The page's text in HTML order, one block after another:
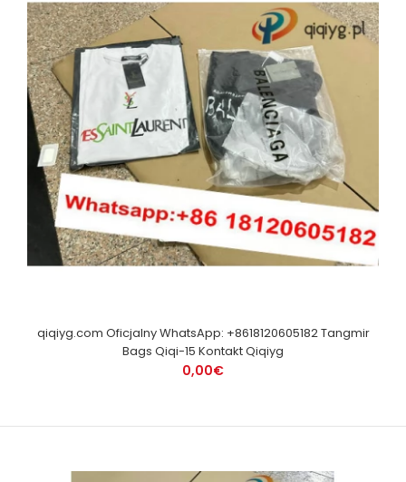
qiqiyg.com Oficjalny WhatsApp: +8618120605182 Tangmir
Bags Qiqi-15 Kontakt Qiqiyg
0,00€